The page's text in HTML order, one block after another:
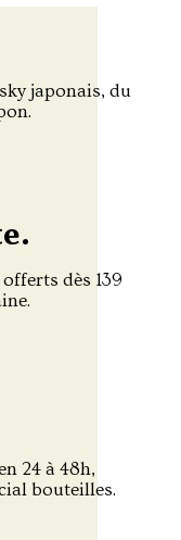
japonais, du
dès 139
24 à 48h,
bouteilles.